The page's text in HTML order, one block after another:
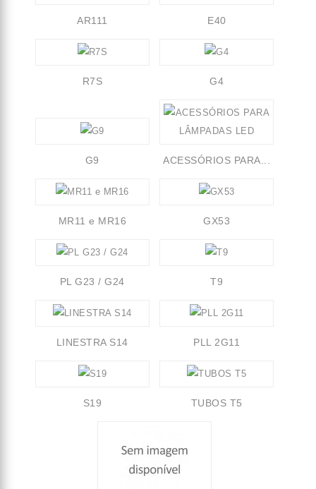
AR111 E40
R7S G4
G9 ACESSÓRIOS PARA...
MR11 e MR16 GX53
PL G23 / G24 T9
LINESTRA S14 PLL 2G11
S19 TUBOS T5